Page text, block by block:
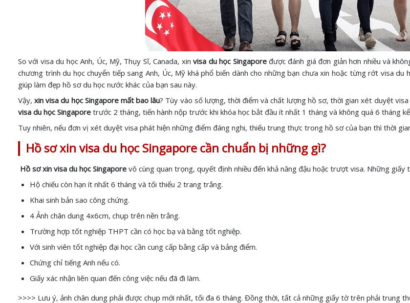
So với visa du học Anh, Úc, Mỹ, Thụy Sĩ, Canada, xinvisa du học Singapore được đánh giá đơn giản hơn nhiều và
chương trình du học chuyển tiếp sang Anh, Úc, Mỹ khá phổ biến dành cho những bạn chưa xin hoặc từng rớt visa du
giúp làm đẹp hồ sơ du học nước khác của bạn sau này.
Vậy,xin visa du học Singapore mất bao lâu? Tùy vào số lượng, thời điểm và chất lượng hồ sơ, thời gian xét duyệt
visa du học Singapore trước 2 tháng, tiến hành nộp trước khi khóa học bắt đầu ít nhất 1 tháng và không quá 6 tháng
Tuy nhiên, nếu đơn vị xét duyệt visa phát hiện những điểm đáng nghi, thiếu trung thực trong hồ sơ của bạn thì thời
Hồ sơ xin visa du học Singapore cần chuẩn bị những gì?
Hồ sơ xin visa du học Singapore vô cùng quan trọng, quyết định nhiều đến khả năng đậu hoặc trượt visa. Những
Hộ chiếu còn hạn ít nhất 6 tháng và tối thiểu 2 trang trắng.
Khai sinh bản sao công chứng.
4 Ảnh chân dung 4x6cm, chụp trên nền trắng.
Trường hợp tốt nghiệp THPT cần có học bạ và bằng tốt nghiệp.
Với sinh viên tốt nghiệp đại học cần cung cấp bằng cấp và bảng điểm.
Chứng chỉ tiếng Anh nếu có.
Giấy xác nhận liên quan đến công việc nếu đã đi làm.
>>>> Lưu ý, ảnh chân dung phải được chụp mới nhất, tối đa 6 tháng. Đồng thời, tất cả những giấy tờ trên phải trung